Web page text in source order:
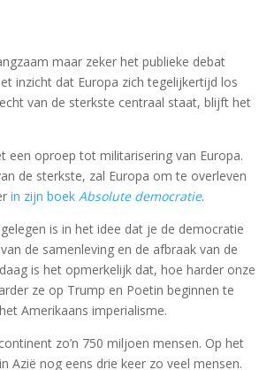
maar zeker het publieke debat
inzicht dat Europa zich tegelijkertijd los
van de sterkste centraal staat, blijft het
een oproep tot militarisering van Europa.
de sterkste, zal Europa om te overleven
in zijn boekAbsolute democratie.
is in het idee dat je de democratie
de samenleving en de afbraak van de
is het opmerkelijk dat, hoe harder onze
ze op Trump en Poetin beginnen te
Amerikaans imperialisme.
zo’n 750 miljoen mensen. Op het
Azië nog eens drie keer zo veel mensen.